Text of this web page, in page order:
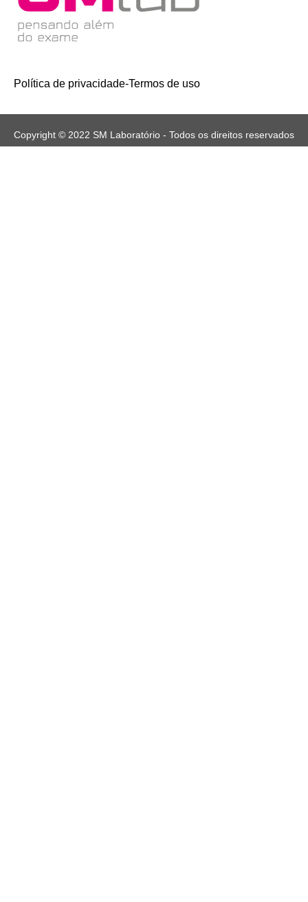
Política de privacidade-Termos de uso
Copyright © 2022 SM Laboratório - Todos os direitos reservados